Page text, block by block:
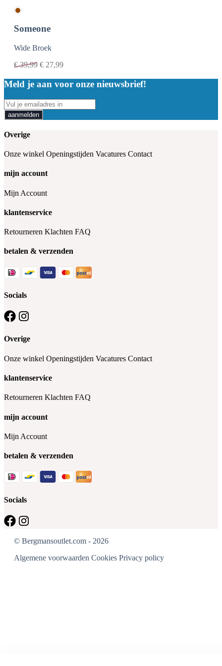
Someone
Wide Broek
€39,99 € 27,99
Meld je aan voor onze nieuwsbrief!
aanmelden
Overige
Onze winkel Openingstijden Vacatures Contact
mijn account
Mijn Account
klantenservice
Retourneren Klachten FAQ
betalen & verzenden
Socials
Overige
Onze winkel Openingstijden Vacatures Contact
klantenservice
Retourneren Klachten FAQ
mijn account
Mijn Account
betalen & verzenden
Socials
© Bergmansoutlet.com - 2026
Algemene voorwaarden Cookies Privacy policy